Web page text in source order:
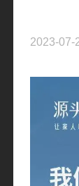
2023-07-